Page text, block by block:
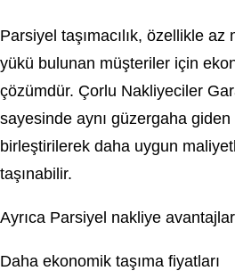
Parsiyel taşımacılık, özellikle az
yükü bulunan müşteriler için
çözümdür. Çorlu Nakliyeciler
sayesinde aynı güzergaha giden
birleştirilerek daha uygun
taşınabilir.
Ayrıca Parsiyel nakliye
Daha ekonomik taşıma fiyatları